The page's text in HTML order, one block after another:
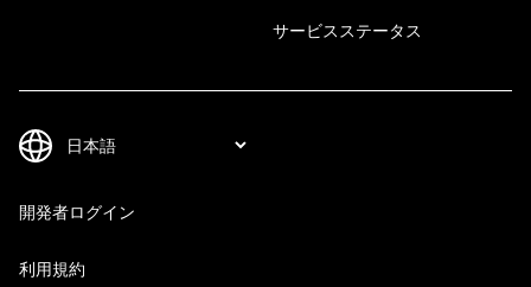
サービスステータス
開発者ログイン
利用規約